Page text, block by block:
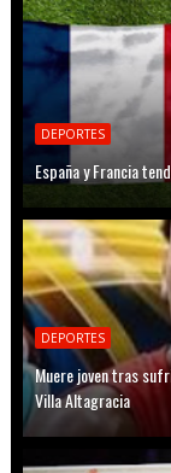
DEPORTES
España y Francia
DEPORTES
Muere joven tras
Villa Altagracia